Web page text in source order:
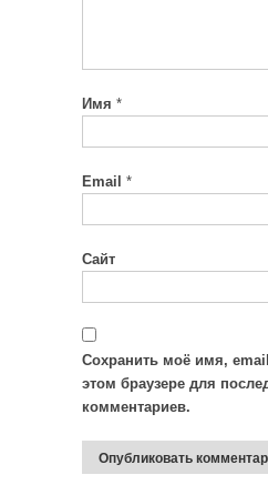
Имя *
Email *
Сайт
Сохранить моё имя,
этом браузере для
комментариев.